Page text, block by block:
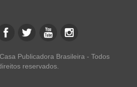
Publicadora Brasileira - Todos
reservados.